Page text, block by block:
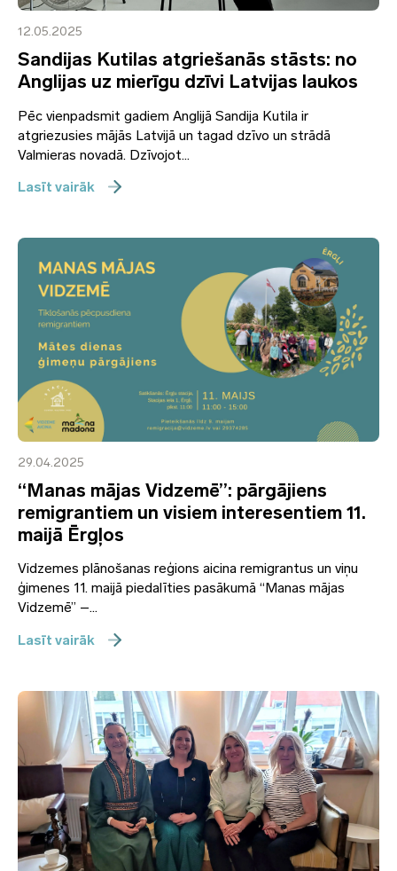
12.05.2025
Sandijas Kutilas atgriešanās stāsts: no
Anglijas uz mierīgu dzīvi Latvijas laukos
Pēc vienpadsmit gadiem Anglijā Sandija Kutila ir
atgriezusies mājās Latvijā un tagad dzīvo un strādā
Valmieras novadā. Dzīvojot...
Lasīt vairāk
29.04.2025
“Manas mājas Vidzemē”: pārgājiens
remigrantiem un visiem interesentiem 11.
maijā Ērgļos
Vidzemes plānošanas reģions aicina remigrantus un viņu
ģimenes 11. maijā piedalīties pasākumā “Manas mājas
Vidzemē” –...
Lasīt vairāk